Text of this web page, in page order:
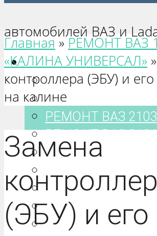
автомобилей ВАЗ и
Ваз 2101-2115
РЕМОНТ ВАЗ 2101
РЕМОНТ ВАЗ 2102
РЕМОНТ ВАЗ 2103
РЕМОНТ ВАЗ 2104
РЕМОНТ ВАЗ 2105
РЕМОНТ ВАЗ 2107
РЕМОНТ ВАЗ 2108
РЕМОНТ ВАЗ 2109
Главная » РЕМОНТ ВАЗ
«КАЛИНА УНИВЕРСАЛ» »
контроллера (ЭБУ) и
на калине
Замена
(ЭБУ) и его